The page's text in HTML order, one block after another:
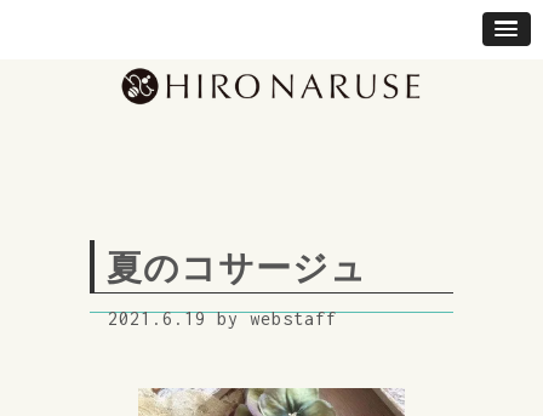
夏のコサージュ
2021.6.19 by webstaff